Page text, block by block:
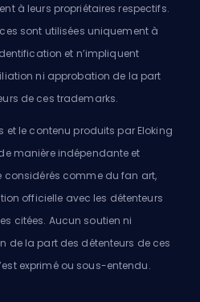
à leurs propriétaires respectifs.
sont utilisées uniquement à
et n’impliquent
ni approbation de la part
de ces trademarks.
et le contenu produits par Eloking
manière indépendante et
considérés comme du fan art,
officielle avec les détenteurs
citées. Aucun soutien ni
de la part des détenteurs de ces
exprimé ou sous-entendu.